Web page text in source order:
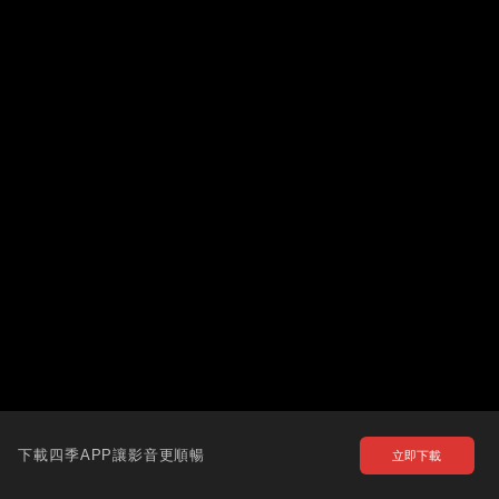
下載四季APP讓影音更順暢 立即下載